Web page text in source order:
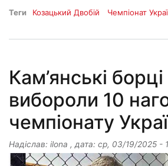
Теги Козацький Двобій Чемпіонат
Кам’янські борці
вибороли 10
чемпіонату
Надіслав: ilona , дата: ср, 03/19/2025 -